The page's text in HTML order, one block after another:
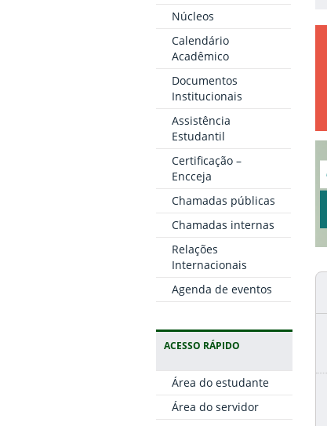
Núcleos
Calendário
Acadêmico
Documentos
Institucionais
Assistência
Estudantil
Certificação –
Encceja
Chamadas públicas
Chamadas internas
Relações
Internacionais
Agenda de eventos
ACESSO RÁPIDO
Área do estudante
Área do servidor